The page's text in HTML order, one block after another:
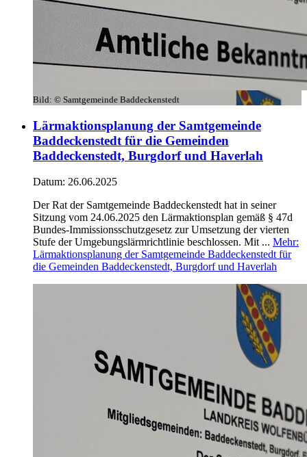
Bild: © Samtgemeinde Baddeckenstedt
Lärmaktionsplanung der Samtgemeinde
Baddeckenstedt für die Gemeinden
Baddeckenstedt, Burgdorf und Haverlah
Datum: 26.06.2025
Der Rat der Samtgemeinde Baddeckenstedt hat in seiner
Sitzung vom 24.06.2025 den Lärmaktionsplan gemäß § 47d
Bundes-Immissionsschutzgesetz zur Umsetzung der vierten
Stufe der Umgebungslärmrichtlinie beschlossen. Mit ... Mehr:
Lärmaktionsplanung der Samtgemeinde Baddeckenstedt für
die Gemeinden Baddeckenstedt, Burgdorf und Haverlah